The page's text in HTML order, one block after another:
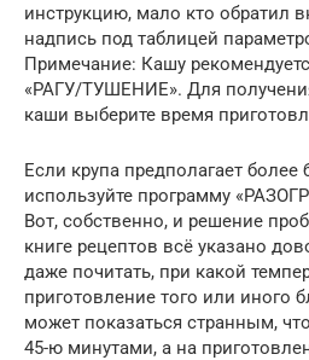
инструкцию, мало кто обратил
надпись под таблицей
Примечание: Кашу
«РАГУ/ТУШЕНИЕ». Для
каши выберите время
Если крупа предполагает более
используйте программу
Вот, собственно, и решение
книге рецептов всё указано
даже почитать, при какой
приготовление того или иного
может показаться странным,
45-ю минутами, а на